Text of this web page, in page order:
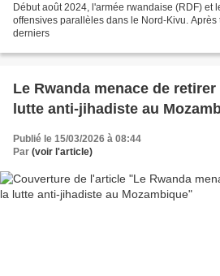
Début août 2024, l'armée rwandaise (RDF) et
offensives parallèles dans le Nord-Kivu.
derniers
Le Rwanda menace de
lutte anti-jihadiste au
Publié le 15/03/2026 à 08:44
Par (voir l'article)